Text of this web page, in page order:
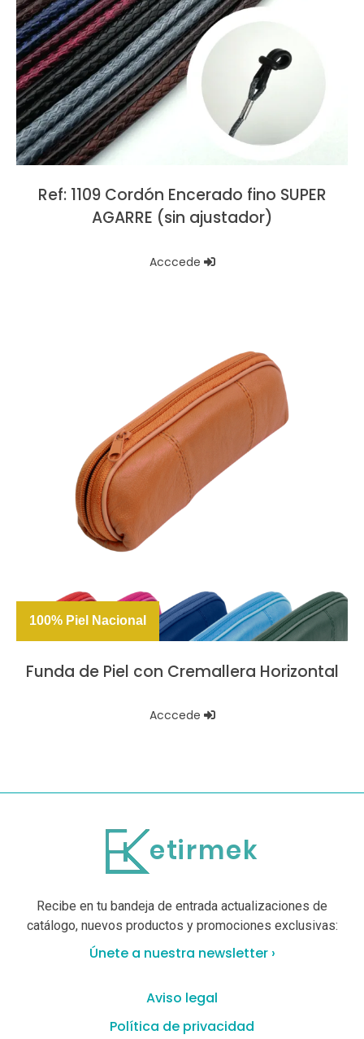
Ref: 1109 Cordón Encerado fino SUPER
AGARRE (sin ajustador)
Acccede
100% Piel Nacional
Funda de Piel con Cremallera Horizontal
Acccede
Recibe en tu bandeja de entrada actualizaciones de
catálogo, nuevos productos y promociones exclusivas:
Únete a nuestra newsletter ›
Aviso legal
Política de privacidad